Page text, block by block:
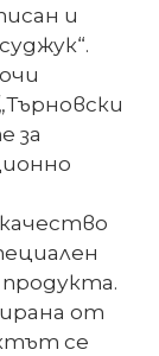
и
за
продукта.
от
се